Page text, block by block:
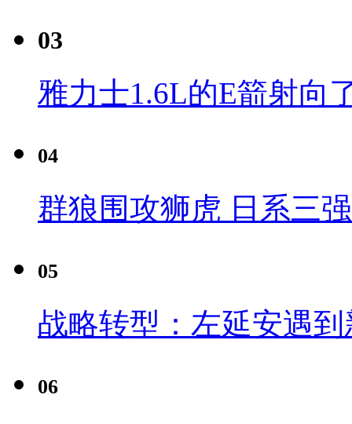
03
雅力士1.6L的E箭射向
04
群狼围攻狮虎 日系三
05
战略转型：左延安遇
06